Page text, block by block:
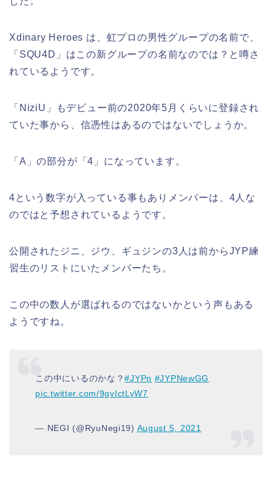
Xdinary Heroes は、虹プロの男性グループの名前で、
「SQU4D」はこの新グループの名前なのでは？と噂さ
れているようです。
「NiziU」もデビュー前の2020年5月くらいに登録され
ていた事から、信憑性はあるのではないでしょうか。
「A」の部分が「4」になっています。
4という数字が入っている事もありメンバーは、4人な
のではと予想されているようです。
公開されたジニ、ジウ、ギュジンの3人は前からJYP練
習生のリストにいたメンバーたち。
この中の数人が選ばれるのではないかという声もある
ようですね。
この中にいるのかな？#JYPn #JYPNewGG
pic.twitter.com/9gvIctLyW7
— NEGI (@RyuNegi19) August 5, 2021